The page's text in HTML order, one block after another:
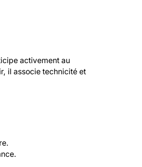
activement au
il associe technicité et